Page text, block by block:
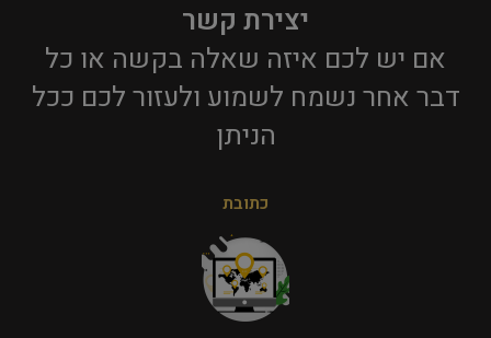
יצירת קשר
אם יש לכם איזה שאלה בקשה או כל
דבר אחר נשמח לשמוע ולעזור לכם ככל
הניתן​
כתובת